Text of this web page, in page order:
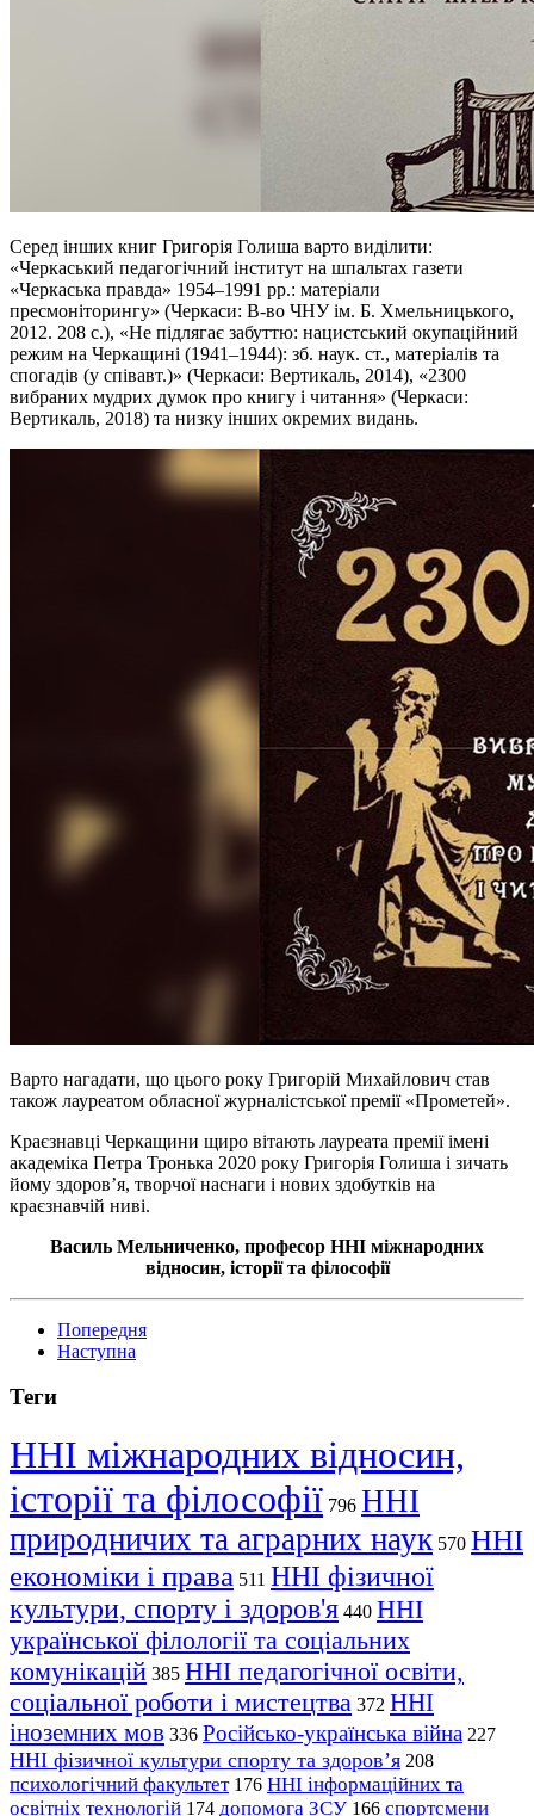
Серед інших книг Григорія Голиша варто виділити:
«Черкаський педагогічний інститут на шпальтах газети
«Черкаська правда» 1954–1991 рр.: матеріали
пресмоніторингу» (Черкаси: В-во ЧНУ ім. Б. Хмельницького,
2012. 208 с.), «Не підлягає забуттю: нацистський окупаційний
режим на Черкащині (1941–1944): зб. наук. ст., матеріалів та
спогадів (у співавт.)» (Черкаси: Вертикаль, 2014), «2300
вибраних мудрих думок про книгу і читання» (Черкаси:
Вертикаль, 2018) та низку інших окремих видань.
Варто нагадати, що цього року Григорій Михайлович став
також лауреатом обласної журналістської премії «Прометей».
Краєзнавці Черкащини щиро вітають лауреата премії імені
академіка Петра Тронька 2020 року Григорія Голиша і зичать
йому здоров’я, творчої наснаги і нових здобутків на
краєзнавчій ниві.
Василь Мельниченко, професор ННІ міжнародних
відносин, історії та філософії
Попередня
Наступна
Теги
ННІ міжнародних відносин,
історії та філософії 796 ННІ
природничих та аграрних наук 570 ННІ
економіки і права 511 ННІ фізичної
культури, спорту і здоров'я 440 ННІ
української філології та соціальних
комунікацій 385 ННІ педагогічної освіти,
соціальної роботи і мистецтва 372 ННІ
іноземних мов 336 Російсько-українська війна 227
ННІ фізичної культури спорту та здоров’я 208
психологічний факультет 176 ННІ інформаційних та
освітніх технологій 174 допомога ЗСУ 166 спортсмени